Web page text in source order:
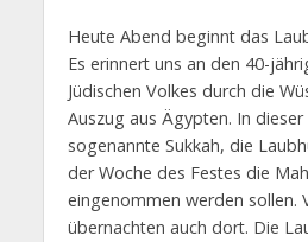
Heute Abend beginnt das
Es erinnert uns an den 40-
Jüdischen Volkes durch die
Auszug aus Ägypten. In
sogenannte Sukkah, die
der Woche des Festes die
eingenommen werden sollen.
übernachten auch dort. Die